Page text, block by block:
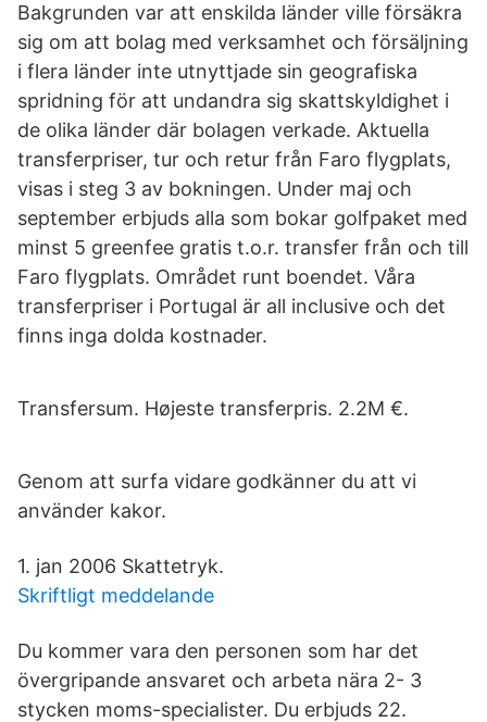
Bakgrunden var att enskilda länder ville försäkra
sig om att bolag med verksamhet och försäljning
i flera länder inte utnyttjade sin geografiska
spridning för att undandra sig skattskyldighet i
de olika länder där bolagen verkade. Aktuella
transferpriser, tur och retur från Faro flygplats,
visas i steg 3 av bokningen. Under maj och
september erbjuds alla som bokar golfpaket med
minst 5 greenfee gratis t.o.r. transfer från och till
Faro flygplats. Området runt boendet. Våra
transferpriser i Portugal är all inclusive och det
finns inga dolda kostnader.
Transfersum. Højeste transferpris. 2.2M €.
Genom att surfa vidare godkänner du att vi
använder kakor.
1. jan 2006 Skattetryk.
Skriftligt meddelande
Du kommer vara den personen som har det
övergripande ansvaret och arbeta nära 2- 3
stycken moms-specialister. Du erbjuds 22.